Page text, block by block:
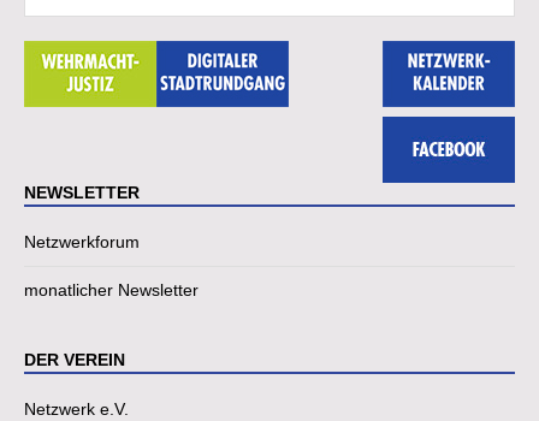
NEWSLETTER
Netzwerkforum
monatlicher Newsletter
DER VEREIN
Netzwerk e.V.